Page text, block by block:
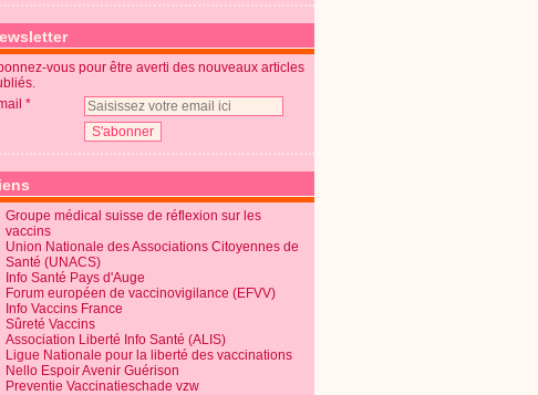
vous pour être averti des nouveaux articles
Groupe médical suisse de réflexion sur les
vaccins
Union Nationale des Associations Citoyennes de
Santé (UNACS)
Info Santé Pays d'Auge
Forum européen de vaccinovigilance (EFVV)
Info Vaccins France
Sûreté Vaccins
Association Liberté Info Santé (ALIS)
Ligue Nationale pour la liberté des vaccinations
Nello Espoir Avenir Guérison
Preventie Vaccinatieschade vzw